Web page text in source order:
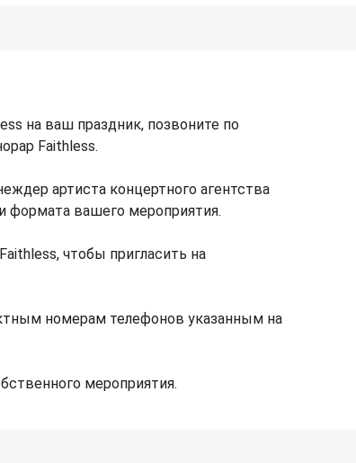
на ваш праздник, позвоните по
Faithless.
артиста концертного агентства
формата вашего мероприятия.
чтобы пригласить на
номерам телефонов указанным на
мероприятия.